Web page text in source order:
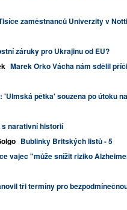
zaměstnanců Univerzity v
záruky pro Ukrajinu od EU?
Marek Orko Vácha nám sdělil
'Ulmská pětka' souzena po útoku
s narativní historií
Bublinky Britských listů - 5
vajec "může snížit riziko
tři termíny pro